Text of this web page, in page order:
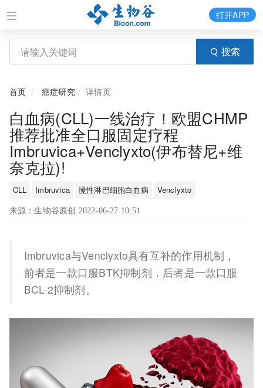
搜索
打开APP
首页 癌症研究 详情页
白血病(CLL)一线治疗！欧盟CHMP
推荐批准全口服固定疗程
Imbruvica+Venclyxto(伊布替尼+维
奈克拉)!
CLL Imbruvica 慢性淋巴细胞白血病 Venclyxto
来源：生物谷原创 2022-06-27 10:51
Imbruvica与Venclyxto具有互补的作用机制，
前者是一款口服BTK抑制剂，后者是一款口服
BCL-2抑制剂。